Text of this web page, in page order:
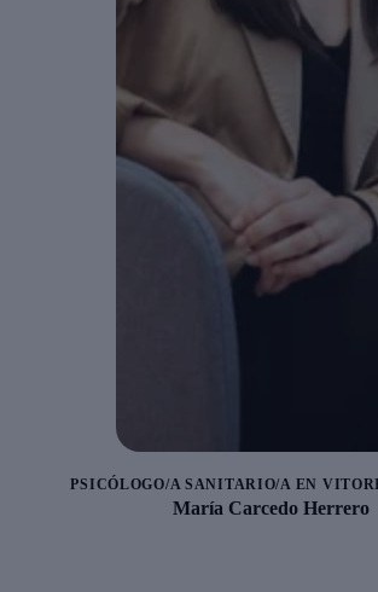
PSICÓLOGO/A SANITARIO/A EN
María Carcedo Herrero